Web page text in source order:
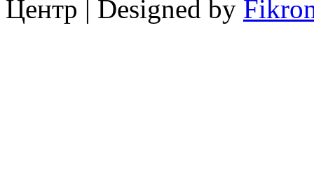
Центр | Designed by